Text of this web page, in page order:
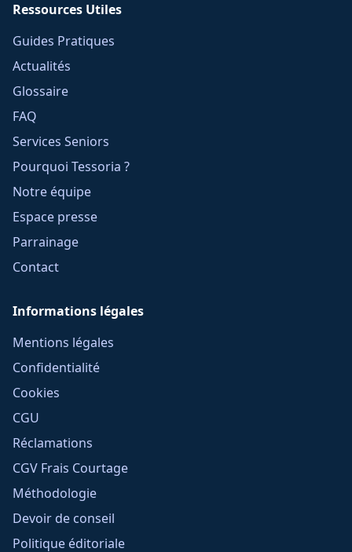
Ressources Utiles
Guides Pratiques
Actualités
Glossaire
FAQ
Services Seniors
Pourquoi Tessoria ?
Notre équipe
Espace presse
Parrainage
Contact
Informations légales
Mentions légales
Confidentialité
Cookies
CGU
Réclamations
CGV Frais Courtage
Méthodologie
Devoir de conseil
Politique éditoriale